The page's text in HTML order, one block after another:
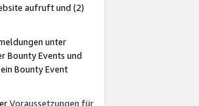
aufruft und (2)
unter
Bounty Events und
Bounty Event
Voraussetzungen für